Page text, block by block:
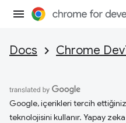
Docs Chrome
Google, içerikleri tercih
teknolojisini kullanır. Yapay